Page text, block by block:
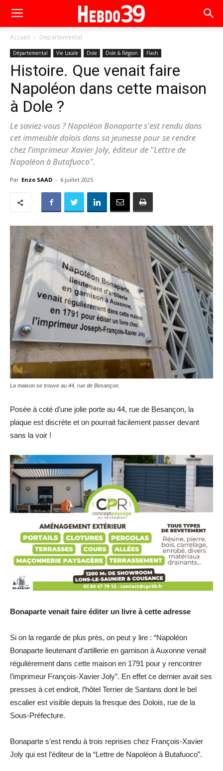
Accueil Départemental
Départemental Vie Locale Dole Dole & Région Flash
Histoire. Que venait faire
Napoléon dans cette maison
à Dole ?
Le saviez-vous ? Napoléon Bonaparte s'est rendu dans
cet immeuble dolois dans sa jeunesse pour se rendre
chez l’imprimeur Xavier Joly, éditeur de "Lettre de
Napoléon à Butafuoco".
Par Enzo SAAD - 6 juillet 2025
La maison se trouve au 44, rue de Besançon.
Posée à coté d’une jolie porte au 44, rue de Besançon, la
plaque est discrète et on pourrait facilement passer devant
sans la voir !
Bonaparte venait faire éditer un livre à cette adresse
Si on la regarde de plus près, on peut y lire : “Napoléon
Bonaparte lieutenant d’artillerie en garnison à Auxonne venait
régulièrement dans cette maison en 1791 pour y rencontrer
l’imprimeur François-Xavier Joly”. En effet ce dernier avait ses
presses à cet endroit, l’hôtel Terrier de Santans dont le bel
escalier est visible depuis la fresque des Dolois, rue de la
Sous-Préfecture.
Bonaparte s’est rendu à trois reprises chez François-Xavier
Joly qui est l’éditeur de la “Lettre de Napoléon à Butafuoco”.